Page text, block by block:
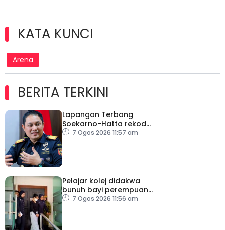
KATA KUNCI
Arena
BERITA TERKINI
Lapangan Terbang
Soekarno-Hatta rekod
lebih 300 kes dadah
7 Ogos 2026 11:57 am
Pelajar kolej didakwa
bunuh bayi perempuan
baru dilahirkan
7 Ogos 2026 11:56 am